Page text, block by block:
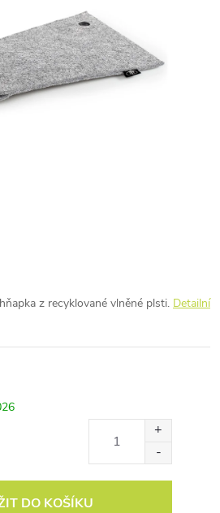
z recyklované vlněné plsti. Detailní
DO KOŠÍKU